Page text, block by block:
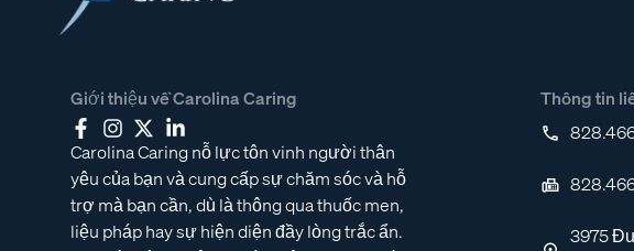
Giới thiệu về Carolina Caring
Carolina Caring nỗ lực tôn vinh người thân
yêu của bạn và cung cấp sự chăm sóc và hỗ
trợ mà bạn cần, dù là thông qua thuốc men,
liệu pháp hay sự hiện diện đầy lòng trắc ẩn.
Thông tin
3975